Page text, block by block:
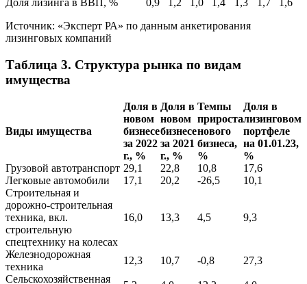
Доля лизинга в ВВП, % 0,9 1,2 1,0 1,4 1,3 1,7
1,6
Источник: «Эксперт РА» по данным анкетирования
лизинговых компаний
Таблица 3. Структура рынка по видам
имущества
Виды имущества
Доля в
новом
бизнесе
за 2022
г., %
Доля в
новом
бизнесе
за 2021
г., %
Темпы
прироста
нового
бизнеса,
%
Доля в
лизинговом
портфеле
на 01.01.23,
%
Грузовой автотранспорт 29,1 22,8 10,8
17,6
Легковые автомобили
17,1 20,2 -26,5
10,1
Строительная и
дорожно-строительная
техника, вкл.
строительную
спецтехнику на колесах
16,0 13,3 4,5 9,3
Железнодорожная
техника
12,3 10,7 -0,8
27,3
Сельскохозяйственная